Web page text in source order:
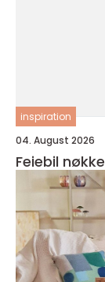
inspiration
04. August 2026